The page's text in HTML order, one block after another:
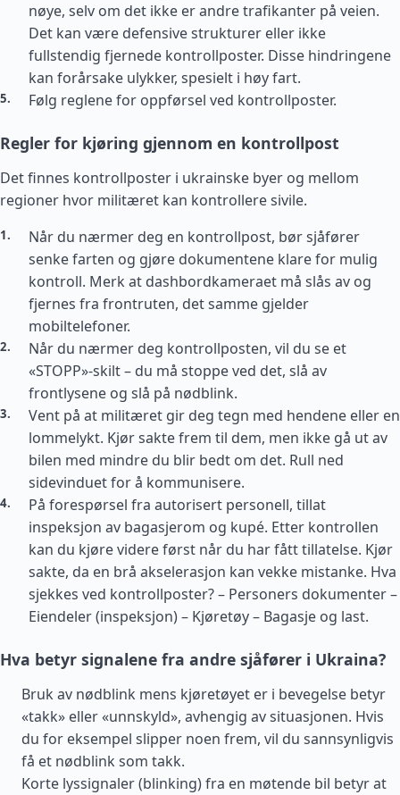
nøye, selv om det ikke er andre trafikanter på veien.
Det kan være defensive strukturer eller ikke
fullstendig fjernede kontrollposter. Disse hindringene
kan forårsake ulykker, spesielt i høy fart.
Følg reglene for oppførsel ved kontrollposter.
Regler for kjøring gjennom en kontrollpost
Det finnes kontrollposter i ukrainske byer og mellom
regioner hvor militæret kan kontrollere sivile.
Når du nærmer deg en kontrollpost, bør sjåfører
senke farten og gjøre dokumentene klare for mulig
kontroll. Merk at dashbordkameraet må slås av og
fjernes fra frontruten, det samme gjelder
mobiltelefoner.
Når du nærmer deg kontrollposten, vil du se et
«STOPP»-skilt – du må stoppe ved det, slå av
frontlysene og slå på nødblink.
Vent på at militæret gir deg tegn med hendene eller en
lommelykt. Kjør sakte frem til dem, men ikke gå ut av
bilen med mindre du blir bedt om det. Rull ned
sidevinduet for å kommunisere.
På forespørsel fra autorisert personell, tillat
inspeksjon av bagasjerom og kupé. Etter kontrollen
kan du kjøre videre først når du har fått tillatelse. Kjør
sakte, da en brå akselerasjon kan vekke mistanke. Hva
sjekkes ved kontrollposter? – Personers dokumenter –
Eiendeler (inspeksjon) – Kjøretøy – Bagasje og last.
Hva betyr signalene fra andre sjåfører i Ukraina?
Bruk av nødblink mens kjøretøyet er i bevegelse betyr
«takk» eller «unnskyld», avhengig av situasjonen. Hvis
du for eksempel slipper noen frem, vil du sannsynligvis
få et nødblink som takk.
Korte lyssignaler (blinking) fra en møtende bil betyr at